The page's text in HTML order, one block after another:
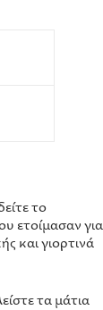
το
ετοίμασαν για
και γιορτινά
τα μάτια